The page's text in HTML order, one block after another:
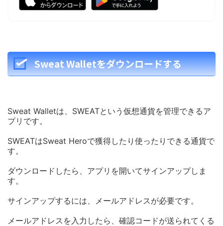
Sweat Walletをダウンロードする
Sweat Walletは、SWEATという仮想通貨を管理できるア
プリです。
SWEATはSweat Heroで獲得したり使ったりできる通貨で
す。
ダウンロードしたら、アプリを開いてサインアップしま
す。
サインアップするには、メールアドレスが必要です。
メールアドレスを入力したら、確認コードが送られてくる